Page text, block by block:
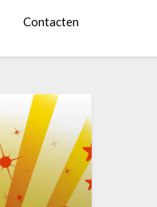
Contacten